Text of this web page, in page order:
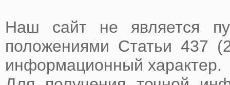
Наш сайт не является
положениями Статьи 437
информационный характер.